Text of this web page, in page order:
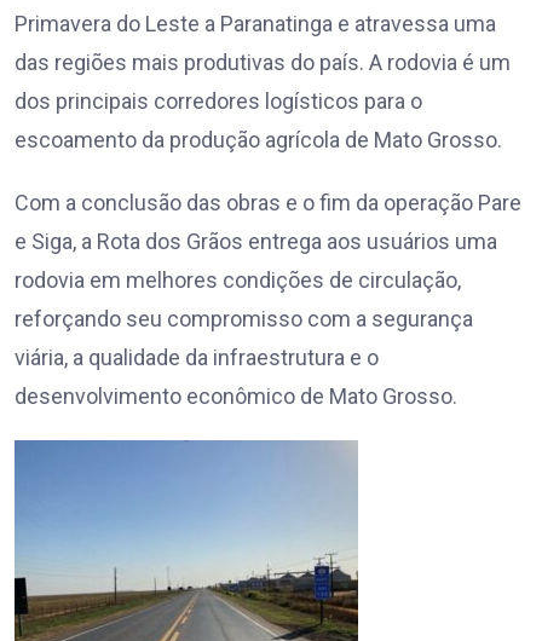
Primavera do Leste a Paranatinga e atravessa uma
das regiões mais produtivas do país. A rodovia é um
dos principais corredores logísticos para o
escoamento da produção agrícola de Mato Grosso.
Com a conclusão das obras e o fim da operação Pare
e Siga, a Rota dos Grãos entrega aos usuários uma
rodovia em melhores condições de circulação,
reforçando seu compromisso com a segurança
viária, a qualidade da infraestrutura e o
desenvolvimento econômico de Mato Grosso.